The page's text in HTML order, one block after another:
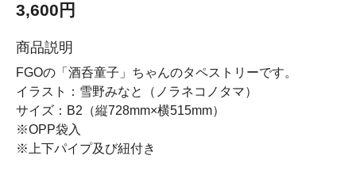
3,600円
商品説明
FGOの「酒呑童子」ちゃんのタペストリーです。
イラスト：雪野みなと（ノラネコノタマ）
サイズ：B2（縦728mm×横515mm）
※OPP袋入
※上下パイプ及び紐付き